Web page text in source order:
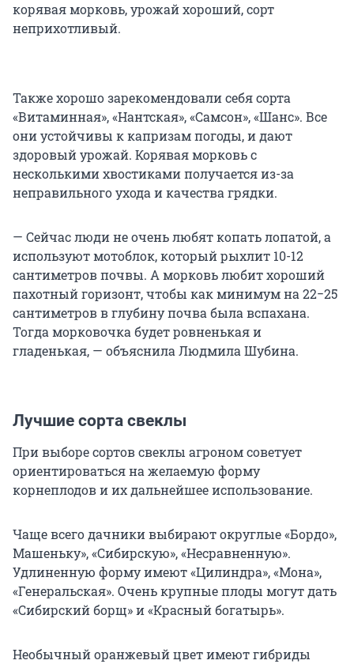
корявая морковь, урожай хороший, сорт
неприхотливый.
Также хорошо зарекомендовали себя сорта
«Витаминная», «Нантская», «Самсон», «Шанс». Все
они устойчивы к капризам погоды, и дают
здоровый урожай. Корявая морковь с
несколькими хвостиками получается из-за
неправильного ухода и качества грядки.
— Сейчас люди не очень любят копать лопатой, а
используют мотоблок, который рыхлит 10-12
сантиметров почвы. А морковь любит хороший
пахотный горизонт, чтобы как минимум на 22−25
сантиметров в глубину почва была вспахана.
Тогда морковочка будет ровненькая и
гладенькая, — объяснила Людмила Шубина.
Лучшие сорта свеклы
При выборе сортов свеклы агроном советует
ориентироваться на желаемую форму
корнеплодов и их дальнейшее использование.
Чаще всего дачники выбирают округлые «Бордо»,
Машеньку», «Сибирскую», «Несравненную».
Удлиненную форму имеют «Цилиндра», «Мона»,
«Генеральская». Очень крупные плоды могут дать
«Сибирский борщ» и «Красный богатырь».
Необычный оранжевый цвет имеют гибриды